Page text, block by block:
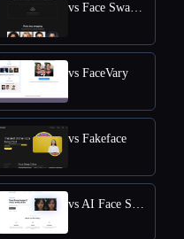
vs Face Swapper
vs FaceVary
vs Fakeface
vs AI Face Swap App